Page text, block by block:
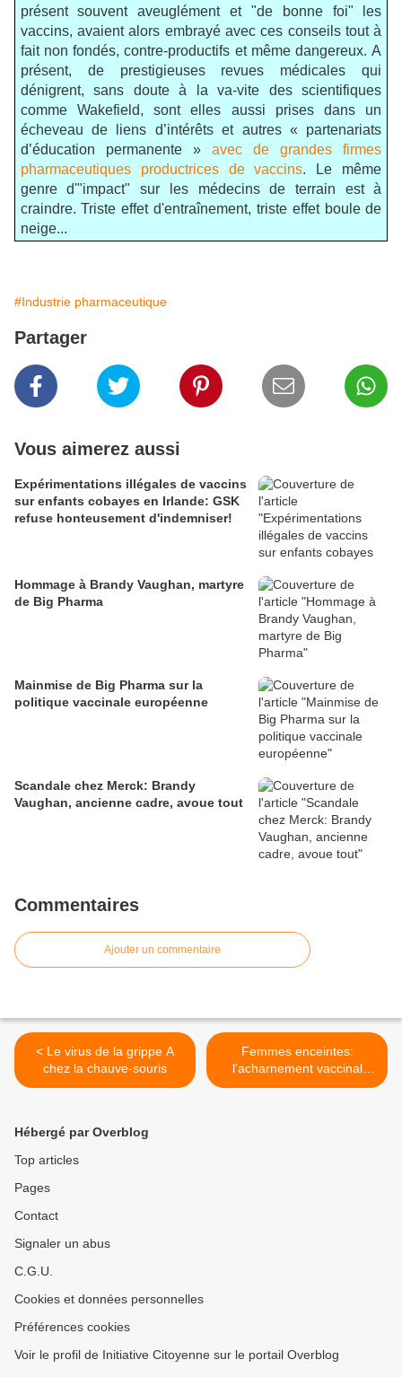
présent souvent aveuglément et "de bonne foi" les
vaccins, avaient alors embrayé avec ces conseils tout à
fait non fondés, contre-productifs et même dangereux. A
présent, de prestigieuses revues médicales qui
dénigrent, sans doute à la va-vite des scientifiques
comme Wakefield, sont elles aussi prises dans un
écheveau de liens d’intérêts et autres « partenariats
d’éducation permanente » avec de grandes firmes
pharmaceutiques productrices de vaccins.
Le même
genre d'"impact" sur les médecins de terrain est à
craindre. Triste effet d'entraînement, triste effet boule de
neige...
#Industrie pharmaceutique
Partager
Vous aimerez aussi
Expérimentations illégales de vaccins
sur enfants cobayes en Irlande: GSK
refuse honteusement d'indemniser!
Hommage à Brandy Vaughan, martyre
de Big Pharma
Mainmise de Big Pharma sur la
politique vaccinale européenne
Scandale chez Merck: Brandy
Vaughan, ancienne cadre, avoue tout
Commentaires
Ajouter un commentaire
< Le virus de la grippe A
chez la chauve-souris
Femmes enceintes:
l'acharnement vaccinal
s'intensifie >
Hébergé par Overblog
Top articles
Pages
Contact
Signaler un abus
C.G.U.
Cookies et données personnelles
Préférences cookies
Voir le profil de Initiative Citoyenne sur le portail Overblog